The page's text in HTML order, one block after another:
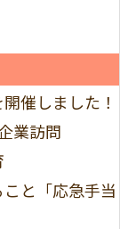
催しました！
業訪問
と「応急手当